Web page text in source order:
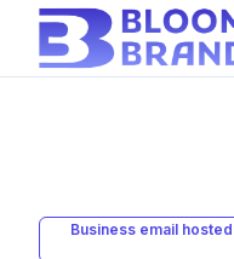
Business email